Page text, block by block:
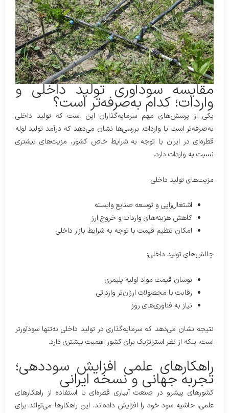
مقایسه سودآوری تولید داخلی و
واردات؛ کدام به‌صرفه‌تر است؟
یکی از پرسش‌های مهم سرمایه‌گذاران این است که تولید داخلی
به‌صرفه‌تر است یا واردات. بررسی‌ها نشان می‌دهد که درآمد تولید لوله
قطره‌ای در ایران با توجه به شرایط خاص کشور، مزیت‌های بیشتری
نسبت به واردات دارد.
مزیت‌های تولید داخلی:
اشتغال‌زایی و توسعه صنایع وابسته
کاهش هزینه‌های واردات و خروج ارز
امکان تنظیم قیمت با توجه به شرایط بازار داخلی
چالش‌های تولید داخلی:
نوسان قیمت مواد اولیه پلیمری
رقابت با محصولات ارزان‌تر وارداتی
نیاز به فناوری‌های روز
نتیجه نشان می‌دهد که سرمایه‌گذاری در تولید داخلی نه‌تنها سودآورتر
است، بلکه از نظر استراتژیک برای کشور اهمیت بیشتری دارد.
راهکارهای علمی افزایش سوددهی؛
تجربه جهانی و نسخه ایرانی
کشورهای پیشرو در صنعت آبیاری قطره‌ای با استفاده از راهکارهای
علمی، حاشیه سود خود را افزایش داده‌اند. این راهکارها می‌تواند برای